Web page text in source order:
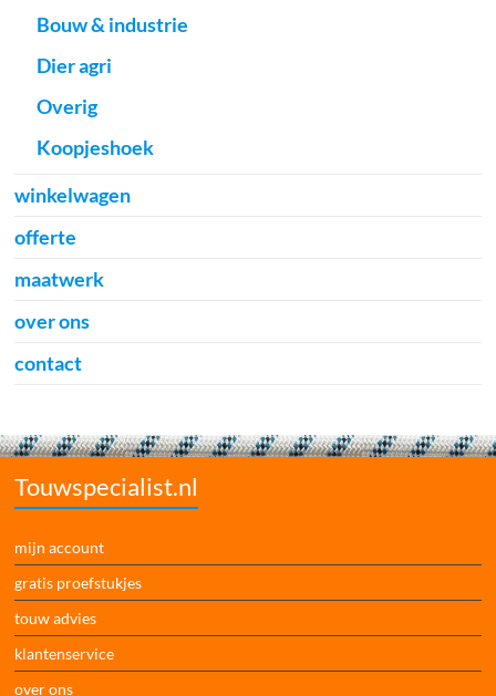
Bouw & industrie
Dier agri
Overig
Koopjeshoek
winkelwagen
offerte
maatwerk
over ons
contact
Touwspecialist.nl
mijn account
gratis proefstukjes
touw advies
klantenservice
over ons